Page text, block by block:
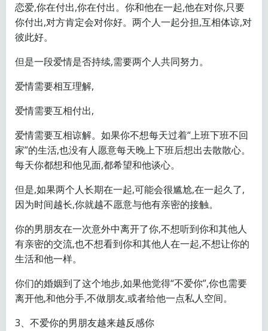
恋爱,你在付出,你在付出。你和他在一起,他在对你,只要
你付出,对方肯定会对你好。两个人一起分担,互相体谅,对
彼此好。
但是一段爱情是否持续,需要两个人共同努力。
爱情需要相互理解,
爱情需要互相付出,
爱情需要互相谅解。如果你不想每天过着“上班下班不回
家”的生活,也没有人愿意每天晚上下班后想出去散散心。
每天你都想和他见面,都希望和他谈心。
但是,如果两个人长期在一起,可能会很尴尬,在一起久了,
因为时间越长,你就越不愿意与他有亲密的接触。
你的男朋友在一次意外中离开了你,不想听到你和其他人
有亲密的交流,也不想看到你和其他人在一起,不想让你的
生活和他一样。
你们的婚姻到了这个地步,如果他觉得“不爱你”,你也需要
离开他,和他分手,不做朋友,或者给他一点私人空间。
3、不爱你的男朋友越来越反感你